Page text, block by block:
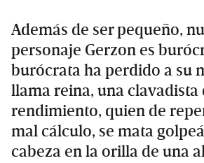
Además de ser pequeño,
personaje Gerzon es
burócrata ha perdido a su
llama reina, una clavadista
rendimiento, quien de
mal cálculo, se mata
cabeza en la orilla de una